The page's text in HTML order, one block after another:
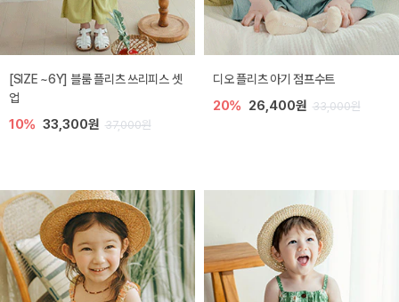
[SIZE ~6Y] 블룸 플리츠 쓰리피스 셋
업
10% 33,300원 37,000원
디오 플리츠 아기 점프수트
20% 26,400원 33,000원